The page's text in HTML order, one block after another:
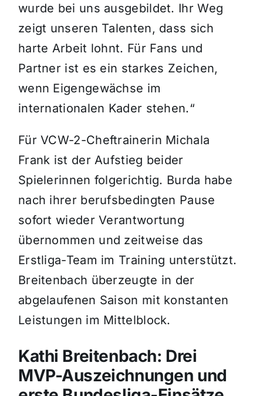
wurde bei uns ausgebildet. Ihr Weg
zeigt unseren Talenten, dass sich
harte Arbeit lohnt. Für Fans und
Partner ist es ein starkes Zeichen,
wenn Eigengewächse im
internationalen Kader stehen.“
Für VCW-2-Cheftrainerin Michala
Frank ist der Aufstieg beider
Spielerinnen folgerichtig. Burda habe
nach ihrer berufsbedingten Pause
sofort wieder Verantwortung
übernommen und zeitweise das
Erstliga-Team im Training unterstützt.
Breitenbach überzeugte in der
abgelaufenen Saison mit konstanten
Leistungen im Mittelblock.
Kathi Breitenbach: Drei
MVP-Auszeichnungen und